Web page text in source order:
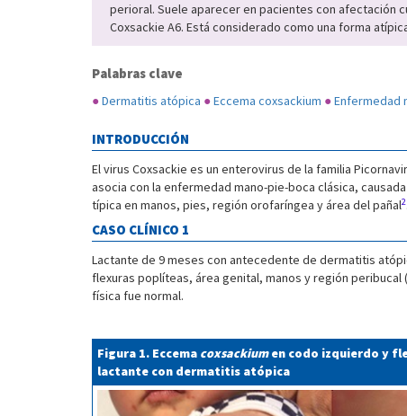
perioral. Suele aparecer en pacientes con afectación
Coxsackie A6. Está considerado como una forma
Palabras clave
●Dermatitis atópica ●Eccema coxsackium ●Enfermedad
INTRODUCCIÓN
El virus Coxsackie es un enterovirus de la familia
asocia con la enfermedad mano-pie-boca clásica,
típica en manos, pies, región orofaríngea y área del pañal2
CASO CLÍNICO 1
Lactante de 9 meses con antecedente de dermatitis
flexuras poplíteas, área genital, manos y región peribucal (
física fue normal.
Figura 1. Eccema coxsackiumen codo izquierdo y
lactante con dermatitis atópica